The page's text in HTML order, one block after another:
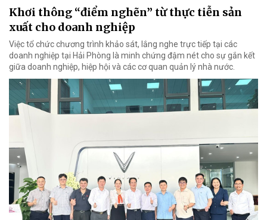
Khơi thông “điểm nghẽn” từ thực tiễn sản
xuất cho doanh nghiệp
Việc tổ chức chương trình khảo sát, lắng nghe trực tiếp tại các
doanh nghiệp tại Hải Phòng là minh chứng đậm nét cho sự gắn kết
giữa doanh nghiệp, hiệp hội và các cơ quan quản lý nhà nước.